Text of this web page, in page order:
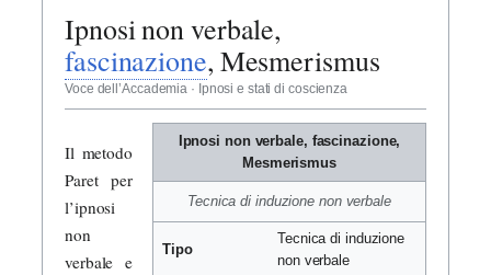
Ipnosi non verbale,
fascinazione, Mesmerismus
Voce dell’Accademia · Ipnosi e stati di coscienza
Ipnosi non verbale, fascinazione,
Mesmerismus
Tecnica di induzione non verbale
Tipo
Tecnica di induzione
non verbale
Il metodo
Paret per
l’ipnosi
non
verbale e